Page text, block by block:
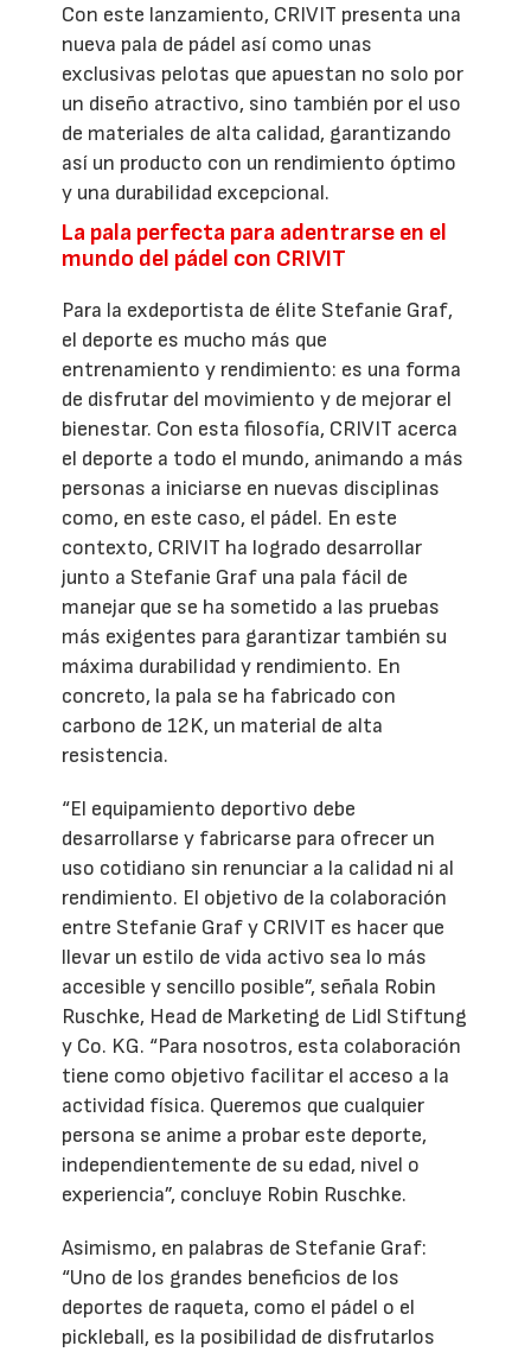
Con este lanzamiento, CRIVIT presenta una
nueva pala de pádel así como unas
exclusivas pelotas que apuestan no solo por
un diseño atractivo, sino también por el uso
de materiales de alta calidad, garantizando
así un producto con un rendimiento óptimo
y una durabilidad excepcional.
La pala perfecta para adentrarse en el
mundo del pádel con CRIVIT
Para la exdeportista de élite Stefanie Graf,
el deporte es mucho más que
entrenamiento y rendimiento: es una forma
de disfrutar del movimiento y de mejorar el
bienestar. Con esta filosofía, CRIVIT acerca
el deporte a todo el mundo, animando a más
personas a iniciarse en nuevas disciplinas
como, en este caso, el pádel. En este
contexto, CRIVIT ha logrado desarrollar
junto a Stefanie Graf una pala fácil de
manejar que se ha sometido a las pruebas
más exigentes para garantizar también su
máxima durabilidad y rendimiento. En
concreto, la pala se ha fabricado con
carbono de 12K, un material de alta
resistencia.
“El equipamiento deportivo debe
desarrollarse y fabricarse para ofrecer un
uso cotidiano sin renunciar a la calidad ni al
rendimiento. El objetivo de la colaboración
entre Stefanie Graf y CRIVIT es hacer que
llevar un estilo de vida activo sea lo más
accesible y sencillo posible”, señala Robin
Ruschke, Head de Marketing de Lidl Stiftung
y Co. KG. “Para nosotros, esta colaboración
tiene como objetivo facilitar el acceso a la
actividad física. Queremos que cualquier
persona se anime a probar este deporte,
independientemente de su edad, nivel o
experiencia”, concluye Robin Ruschke.
Asimismo, en palabras de Stefanie Graf:
“Uno de los grandes beneficios de los
deportes de raqueta, como el pádel o el
pickleball, es la posibilidad de disfrutarlos